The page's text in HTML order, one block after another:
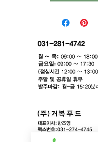
031-281-4742
월 ~ 목: 09:00 ~ 18:00
​금요일: 09:00 ~ 17:30
(점심시간 12:00 ~
주말 및 공휴일 휴무
발주마감: 월-금 15:20분
대표이사:한조영
팩스번호:031-274-4745